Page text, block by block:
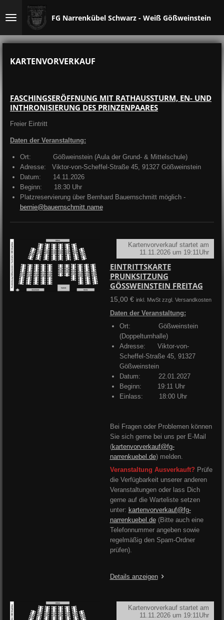
Hauptinhalt
springen
FG Narrenkübel Schwarz - Weiß Gößweinstein
KARTENVORVERKAUF
FASCHINGSERÖFFNUNG MIT RATHAUSSTURM, EN- UND
INTHRONISIERUNG DES PRINZENPAARES
Freier Eintritt
Daten der Veranstaltung:
Ort: Gößweinstein (Aula der Grund- & Mittelschule)
Adresse: Viktor-von-Scheffel-Straße 45, 91327 Gößweinstein
Datum: 14.11.2026
Beginn: 18:30 Uhr
Platzreservierung über Bernhard Bauernschmitt möglich -
bernie@bauernschmitt.name
Kartenvorverkauf startet am
11.11.2026 um 19:11Uhr
EINTRITTSKARTE
PRUNKSITZUNG
GÖSSWEINSTEIN FREITAG
15,00 € inkl. MwSt zzgl. Versandkosten
Daten der Veranstaltung:
Ort: Gößweinstein
(Doppelturnhalle)
Adresse: Viktor-von-
Scheffel-Straße 45, 91327
Gößweinstein
Datum: 22.01.2027
Beginn: 19:11 Uhr
Einlass: 18:00 Uhr
Bei Fragen oder Problemen können
Sie sich gerne bei uns per E-Mail
(kartenvorverkauf@fg-
narrenkuebel.de) melden.
Veranstaltung Ausverkauft? Prüfe
die Verfügbarkeit unserer anderen
Veranstaltungen oder lass Dich
gerne auf die Warteliste setzen
unter: kartenvorverkauf@fg-
narrenkuebel.de(Bitte auch eine
Telefonnummer angeben sowie
regelmäßig den Spam-Ordner
prüfen).
Details anzeigen
Kartenvorverkauf startet am
11.11.2026 um 19:11Uhr